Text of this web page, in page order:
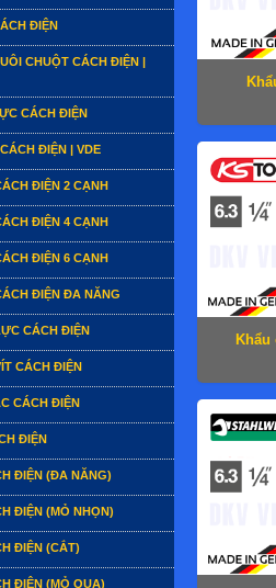
ĐIỆN
CHUỘT CÁCH ĐIỆN |
CÁCH ĐIỆN
ĐIỆN | VDE
ĐIỆN 2 CẠNH
ĐIỆN 4 CẠNH
ĐIỆN 6 CẠNH
ĐIỆN ĐA NĂNG
CÁCH ĐIỆN
CÁCH ĐIỆN
CÁCH ĐIỆN
ĐIỆN
ĐIỆN (ĐA NĂNG)
ĐIỆN (MỎ NHỌN)
ĐIỆN (CẮT)
ĐIỆN (MỎ QUẠ)